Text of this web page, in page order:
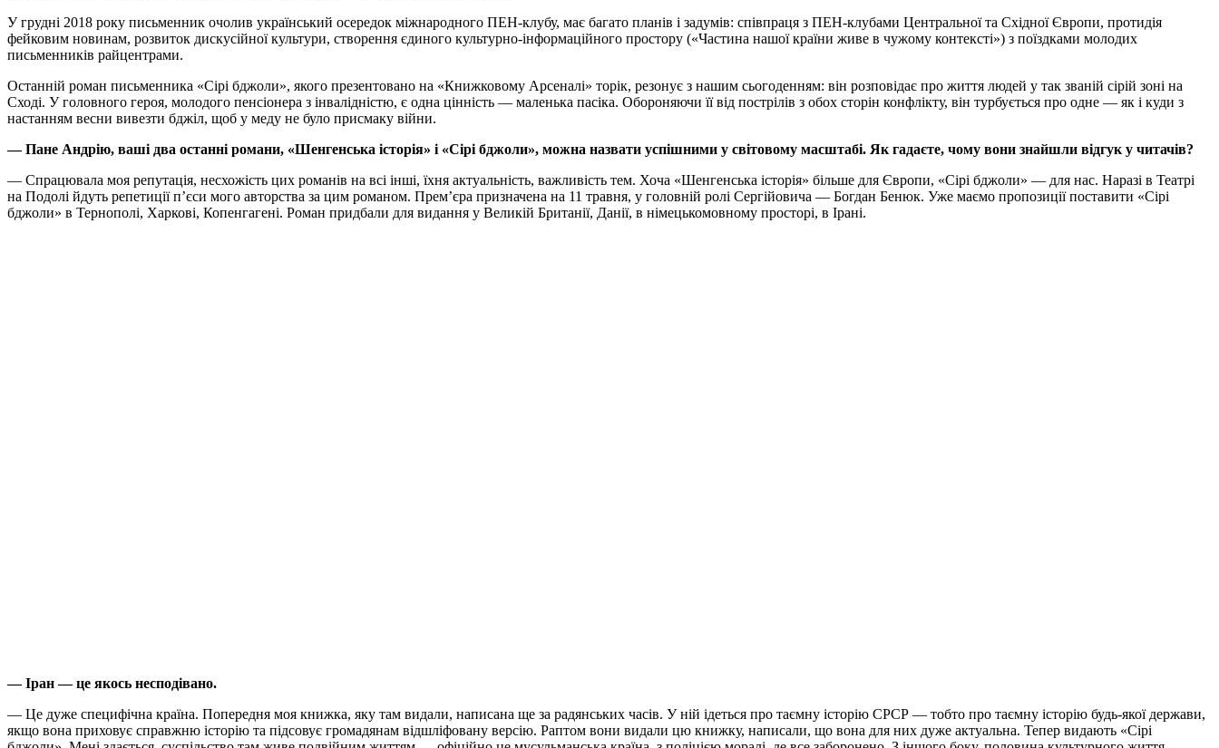
У грудні 2018 року письменник очолив український осередок міжнародного ПЕН-клубу, має багато планів і задумів: співпраця з ПЕН-клубами Центральної та Східної Європи, протидія
фейковим новинам, розвиток дискусійної культури, створення єдиного культурно-інформаційного простору («Частина нашої країни живе в чужому контексті») з поїздками молодих
письменників райцентрами.
Останній роман письменника «Сірі бджоли», якого презентовано на «Книжковому Арсеналі» торік, резонує з нашим сьогоденням: він розповідає про життя людей у так званій сірій зоні на
Сході. У головного героя, молодого пенсіонера з інвалідністю, є одна цінність — маленька пасіка. Обороняючи її від пострілів з обох сторін конфлікту, він турбується про одне — як і куди з
настанням весни вивезти бджіл, щоб у меду не було присмаку війни.
— Пане Андрію, ваші два останні романи, «Шенгенська історія» і «Сірі бджоли», можна назвати успішними у світовому масштабі. Як гадаєте, чому вони знайшли відгук у читачів?
— Спрацювала моя репутація, несхожість цих романів на всі інші, їхня актуальність, важливість тем. Хоча «Шенгенська історія» більше для Європи, «Сірі бджоли» — для нас. Наразі в Театрі
на Подолі йдуть репетиції п’єси мого авторства за цим романом. Прем’єра призначена на 11 травня, у головній ролі Сергійовича — Богдан Бенюк. Уже маємо пропозиції поставити «Сірі
бджоли» в Тернополі, Харкові, Копенгагені. Роман придбали для видання у Великій Британії, Данії, в німецькомовному просторі, в Ірані.
— Іран — це якось несподівано.
— Це дуже специфічна країна. Попередня моя книжка, яку там видали, написана ще за радянських часів. У ній ідеться про таємну історію СРСР — тобто про таємну історію будь-якої держави,
якщо вона приховує справжню історію та підсовує громадянам відшліфовану версію. Раптом вони видали цю книжку, написали, що вона для них дуже актуальна. Тепер видають «Сірі